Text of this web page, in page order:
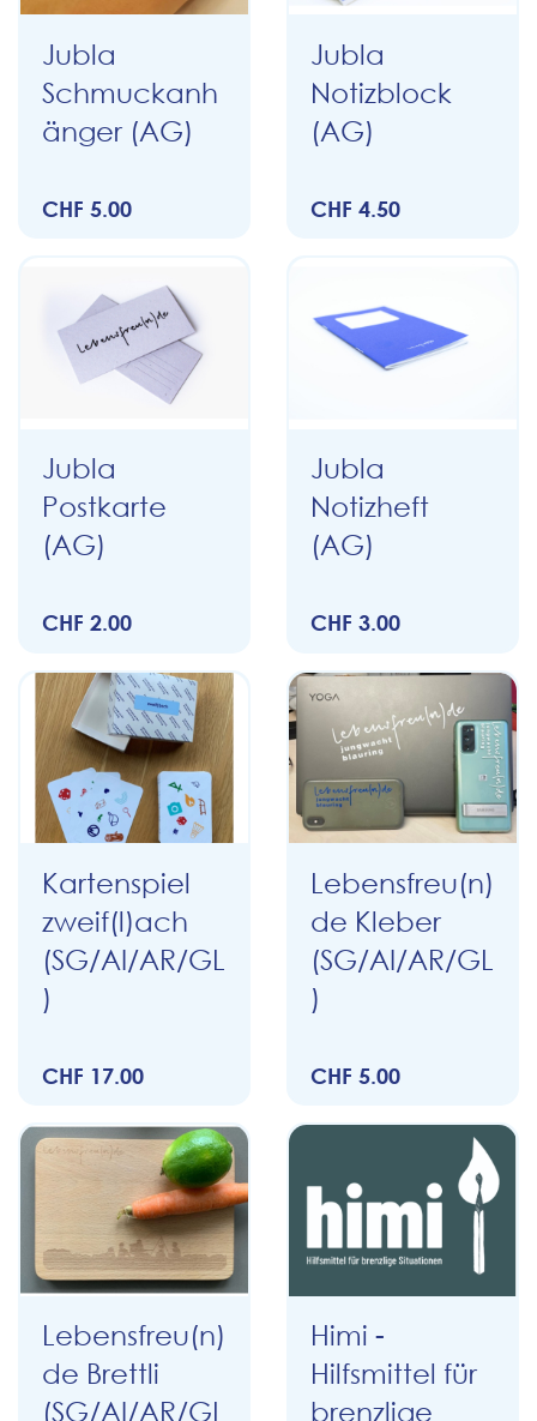
Jubla
Schmuckanh
änger (AG)
CHF 5.00
Jubla
Notizblock
(AG)
CHF 4.50
Jubla
Postkarte
(AG)
CHF 2.00
Jubla
Notizheft
(AG)
CHF 3.00
Kartenspiel
zweif(l)ach
(SG/AI/AR/GL
)
CHF 17.00
Lebensfreu(n)
de Kleber
(SG/AI/AR/GL
)
CHF 5.00
Lebensfreu(n)
de Brettli
(SG/AI/AR/GL
Himi -
Hilfsmittel für
brenzlige